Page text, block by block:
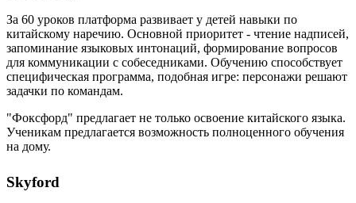
За 60 уроков платформа развивает у детей навыки по
китайскому наречию. Основной приоритет - чтение надписей,
запоминание языковых интонаций, формирование вопросов
для коммуникации с собеседниками. Обучению способствует
специфическая программа, подобная игре: персонажи решают
задачки по командам.
"Фоксфорд" предлагает не только освоение китайского языка.
Ученикам предлагается возможность полноценного обучения
на дому.
Skyford